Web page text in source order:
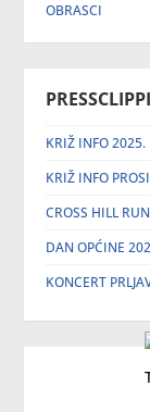
OBRASCI
KRIŽ INFO 2025.
KRIŽ INFO
CROSS HILL
DAN OPĆINE
KONCERT